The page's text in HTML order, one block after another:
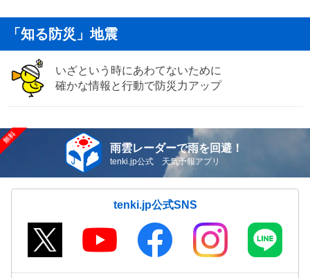
「知る防災」地震
いざという時にあわてないために
確かな情報と行動で防災力アップ
雨雲レーダーで雨を回避！
tenki.jp公式 天気予報アプリ
tenki.jp公式SNS